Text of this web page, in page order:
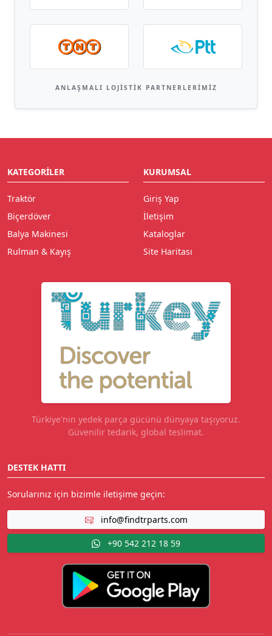
ANLAŞMALI LOJISTIK PARTNERLERIMIZ
KATEGORILER
Traktör
Biçerdöver
Balya Makinesi
Rulman & Kayış
KURUMSAL
Giriş Yap
İletişim
Kataloglar
Site Haritası
Türkiye'nin yedek parça gücünü dünyaya taşıyoruz.
Güvenilir tedarik, global teslimat.
DESTEK HATTI
Sorularınız için bizimle iletişime geçin:
info@findtrparts.com
+90 542 212 18 59